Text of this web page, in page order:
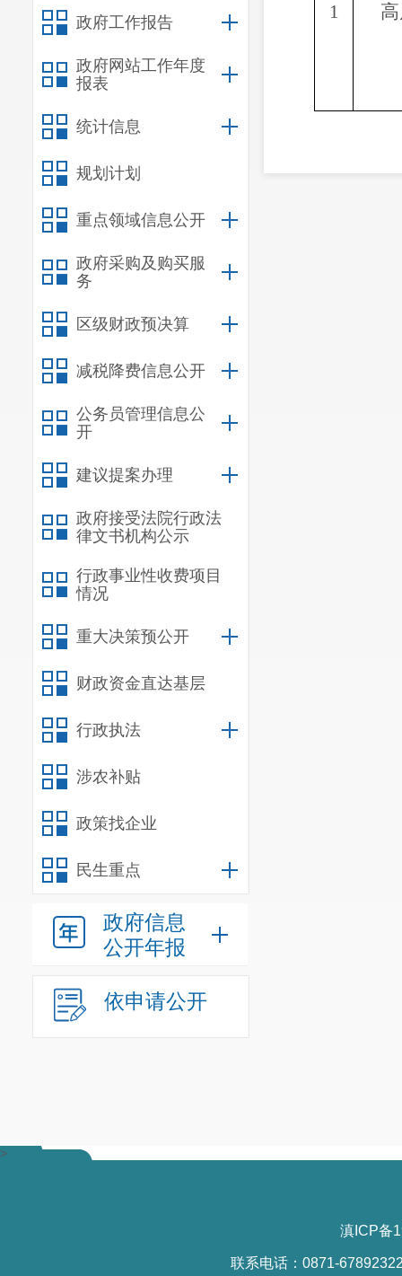
政府工作报告
政府网站工作年度
报表
统计信息
规划计划
重点领域信息公开
政府采购及购买服
务
区级财政预决算
减税降费信息公开
公务员管理信息公
开
建议提案办理
政府接受法院行政法
律文书机构公示
行政事业性收费项目
情况
重大决策预公开
财政资金直达基层
行政执法
涉农补贴
政策找企业
民生重点
政府信息
公开年报
依申请公开
1
>
滇ICP备
联系电话：0871-